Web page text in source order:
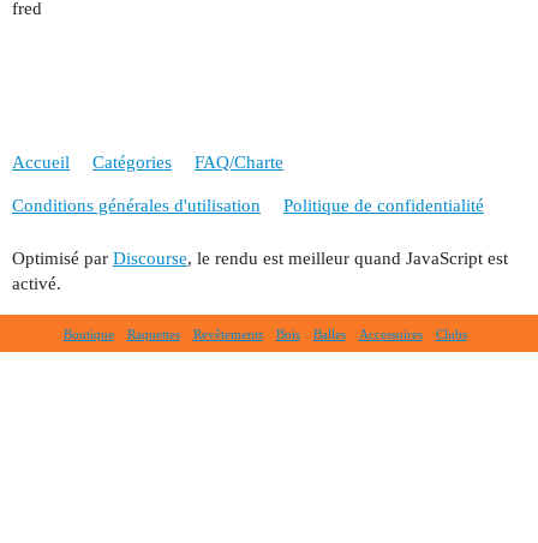
fred
Accueil Catégories FAQ/Charte
Conditions générales d'utilisation Politique de confidentialité
Optimisé par Discourse, le rendu est meilleur quand JavaScript est
activé.
Boutique Raquettes Revêtements Bois Balles Accessoires Clubs